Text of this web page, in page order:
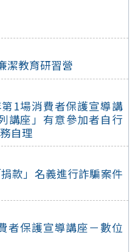
潔教育研習營
1場消費者保護宣導講
講座」有意參加者自行
自理
款」名義進行詐騙案件
者保護宣導講座－數位